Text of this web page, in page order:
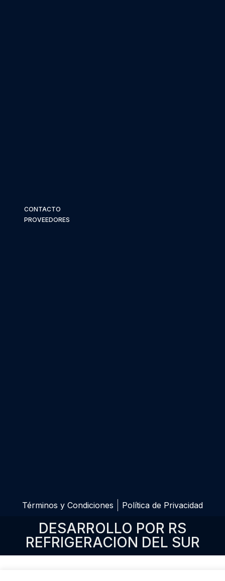
CONTACTO
PROVEEDORES
Términos y Condiciones Política de Privacidad
DESARROLLO POR RS
REFRIGERACION DEL SUR